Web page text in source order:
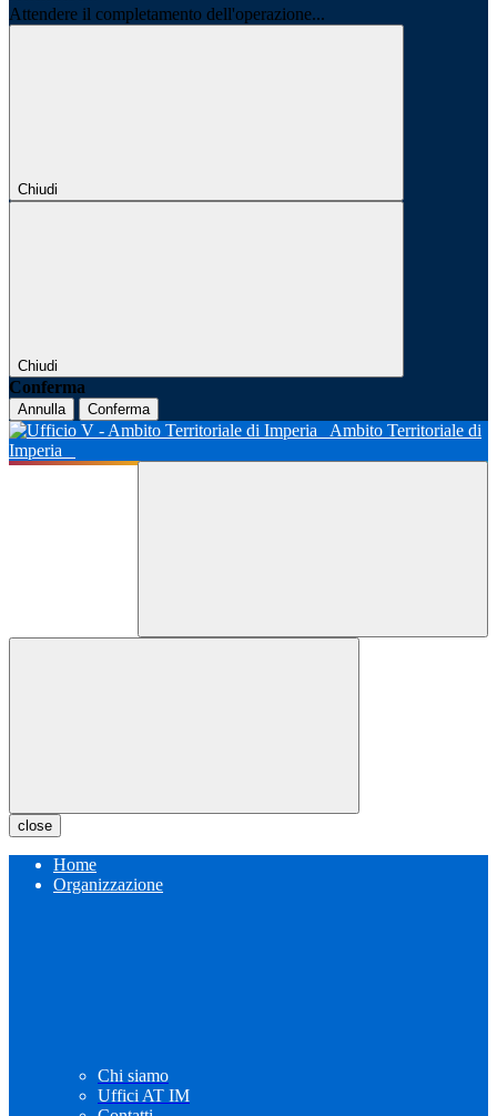
Attendere il completamento dell'operazione...
Chiudi
Chiudi
Conferma
Annulla Conferma
Ambito Territoriale di
Imperia
close
Home
Organizzazione
Chi siamo
Uffici AT IM